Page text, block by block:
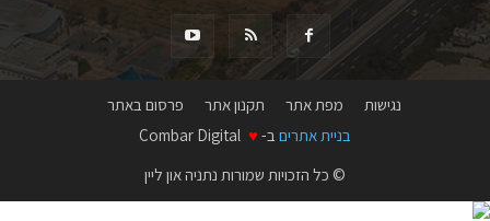
נגישות מפת אתר תקנון אתר
פרסום באתר
בניית אתרים ב- ♥
© כל הזכויות שמורות נתניה און ליין